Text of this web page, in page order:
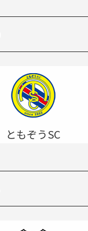
ともぞうSC